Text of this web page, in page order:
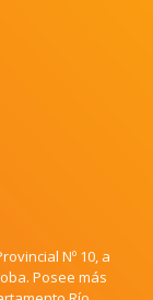
Nº 10, a
Posee más